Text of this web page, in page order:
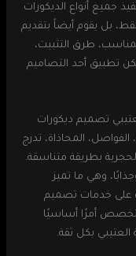
جميع أنواع الديكورات
بل يقوم أيضاً بتقديم
طرق التثبيت،
تطبيق أحد التصاميم
تصميم ديكورات
الفواصل، المحاذاة، تدرج
بطريقة متناسقة.
وهي ما تميز
على خدمات تصميم
أمرًا أساسيًا
بكل ثقة.